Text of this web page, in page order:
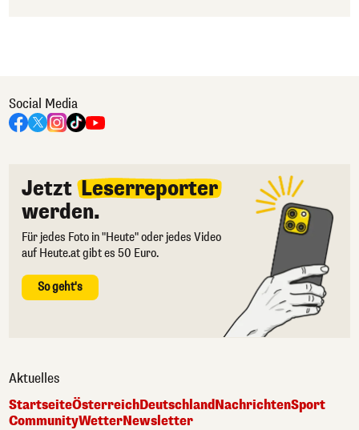
Social Media
Jetzt Leserreporter
werden.
Für jedes Foto in "Heute" oder jedes Video
auf Heute.at gibt es 50 Euro.
So geht's
Aktuelles
StartseiteÖsterreichDeutschlandNachrichtenSport
CommunityWetterNewsletter